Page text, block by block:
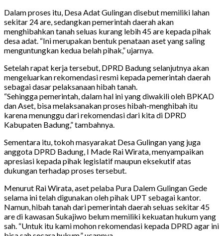
Dalam proses itu, Desa Adat Gulingan disebut memiliki lahan
sekitar 24 are, sedangkan pemerintah daerah akan
menghibahkan tanah seluas kurang lebih 45 are kepada pihak
desa adat. “Ini merupakan bentuk penataan aset yang saling
menguntungkan kedua belah pihak,” ujarnya.
Setelah rapat kerja tersebut, DPRD Badung selanjutnya akan
mengeluarkan rekomendasi resmi kepada pemerintah daerah
sebagai dasar pelaksanaan hibah tanah.
“Sehingga pemerintah, dalam hal ini yang diwakili oleh BPKAD
dan Aset, bisa melaksanakan proses hibah-menghibah itu
karena menunggu dari rekomendasi dari kita di DPRD
Kabupaten Badung,” tambahnya.
Sementara itu, tokoh masyarakat Desa Gulingan yang juga
anggota DPRD Badung, I Made Rai Wirata, menyampaikan
apresiasi kepada pihak legislatif maupun eksekutif atas
dukungan terhadap proses tersebut.
Menurut Rai Wirata, aset pelaba Pura Dalem Gulingan Gede
selama ini telah digunakan oleh pihak UPT sebagai kantor.
Namun, hibah tanah dari pemerintah daerah seluas sekitar 45
are di kawasan Sukajiwo belum memiliki kekuatan hukum yang
sah. “Untuk itu kami mohon rekomendasi kepada DPRD agar ini